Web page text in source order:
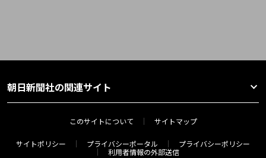
朝日新聞社の関連サイト
このサイトについて サイトマップ
サイトポリシー プライバシーポータル
プライバシーポリシー
利用者情報の外部送信